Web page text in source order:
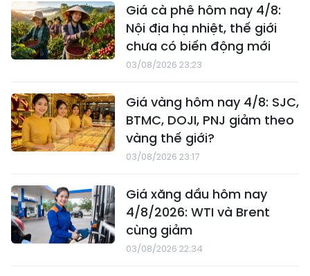
Giá cà phê hôm nay 4/8:
Nội địa hạ nhiệt, thế giới
chưa có biến động mới
03/08/2026 23:23
Giá vàng hôm nay 4/8: SJC,
BTMC, DOJI, PNJ giảm theo
vàng thế giới?
03/08/2026 23:17
Giá xăng dầu hôm nay
4/8/2026: WTI và Brent
cùng giảm
03/08/2026 22:34